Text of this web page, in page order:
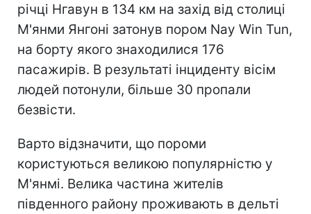
річці Нгавун в 134 км на захід від столиці
М'янми Янгоні затонув пором Nay Win Tun,
на борту якого знаходилися 176
пасажирів. В результаті інциденту вісім
людей потонули, більше 30 пропали
безвісти.
Варто відзначити, що пороми
користуються великою популярністю у
М'янмі. Велика частина жителів
південного району проживають в дельті